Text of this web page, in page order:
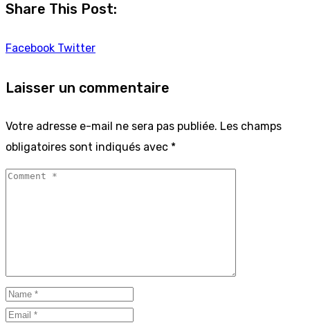
Share This Post:
Facebook Twitter
Laisser un commentaire
Votre adresse e-mail ne sera pas publiée. Les champs
obligatoires sont indiqués avec *